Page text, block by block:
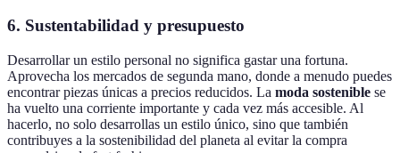
6. Sustentabilidad y presupuesto
Desarrollar un estilo personal no significa gastar una fortuna.
Aprovecha los mercados de segunda mano, donde a menudo puedes
encontrar piezas únicas a precios reducidos. La moda sostenible se
ha vuelto una corriente importante y cada vez más accesible. Al
hacerlo, no solo desarrollas un estilo único, sino que también
contribuyes a la sostenibilidad del planeta al evitar la compra